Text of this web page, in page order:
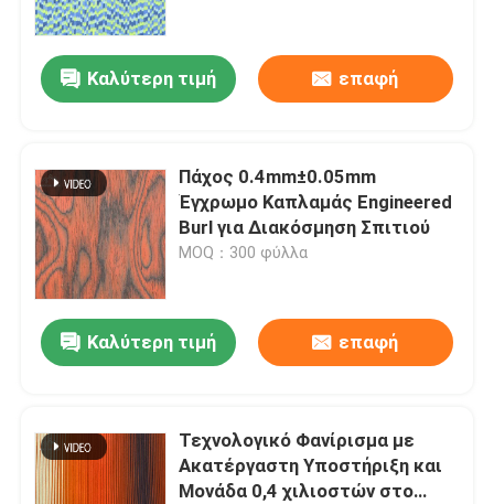
Καλύτερη τιμή επαφή
Πάχος 0.4mm±0.05mm
Έγχρωμο Καπλαμάς Engineered
Burl για Διακόσμηση Σπιτιού
MOQ：300 φύλλα
Καλύτερη τιμή επαφή
Τεχνολογικό Φανίρισμα με
Ακατέργαστη Υποστήριξη και
Μονάδα 0,4 χιλιοστών στο